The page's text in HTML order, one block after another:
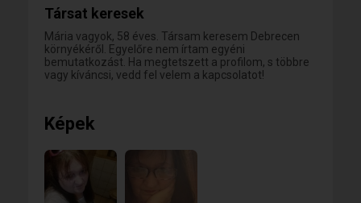
Társat keresek
Mária vagyok, 58 éves. Társam keresem Debrecen
környékéről. Egyelőre nem írtam egyéni
bemutatkozást. Ha megtetszett a profilom, s többre
vagy kíváncsi, vedd fel velem a kapcsolatot!
Képek